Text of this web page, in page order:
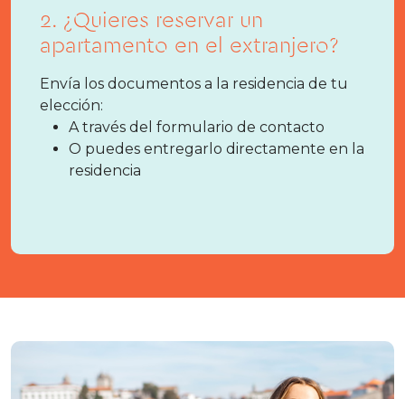
2. ¿Quieres reservar un
apartamento en el extranjero?
Envía los documentos a la residencia de tu
elección:
A través del formulario de contacto
O puedes entregarlo directamente en la
residencia